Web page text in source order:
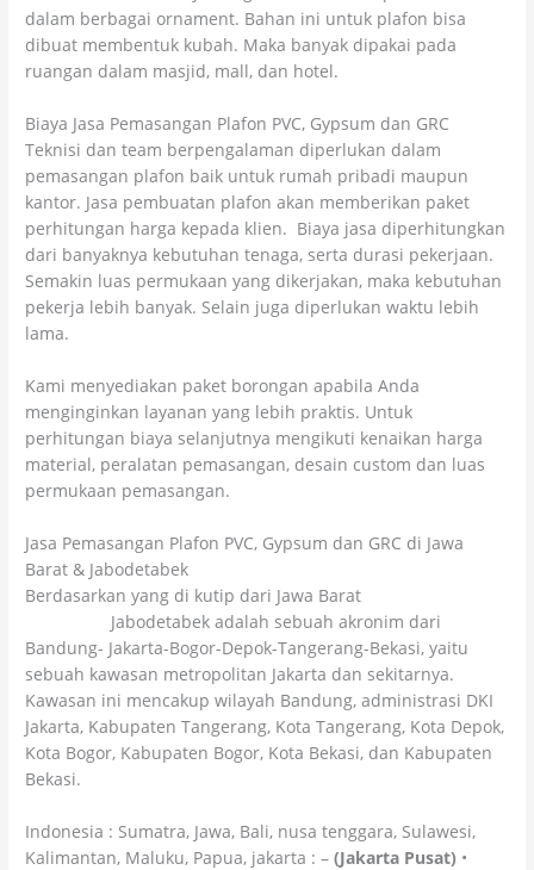
dalam berbagai ornament. Bahan ini untuk plafon bisa
dibuat membentuk kubah. Maka banyak dipakai pada
ruangan dalam masjid, mall, dan hotel.
Biaya Jasa Pemasangan Plafon PVC, Gypsum dan GRC
Teknisi dan team berpengalaman diperlukan dalam
pemasangan plafon baik untuk rumah pribadi maupun
kantor. Jasa pembuatan plafon akan memberikan paket
perhitungan harga kepada klien. Biaya jasa diperhitungkan
dari banyaknya kebutuhan tenaga, serta durasi pekerjaan.
Semakin luas permukaan yang dikerjakan, maka kebutuhan
pekerja lebih banyak. Selain juga diperlukan waktu lebih
lama.
Kami menyediakan paket borongan apabila Anda
menginginkan layanan yang lebih praktis. Untuk
perhitungan biaya selanjutnya mengikuti kenaikan harga
material, peralatan pemasangan, desain custom dan luas
permukaan pemasangan.
Jasa Pemasangan Plafon PVC, Gypsum dan GRC di Jawa
Barat & Jabodetabek
Berdasarkan yang di kutip dari Jawa Barat
Jabodetabek adalah sebuah akronim dari
Bandung- Jakarta-Bogor-Depok-Tangerang-Bekasi, yaitu
sebuah kawasan metropolitan Jakarta dan sekitarnya.
Kawasan ini mencakup wilayah Bandung, administrasi DKI
Jakarta, Kabupaten Tangerang, Kota Tangerang, Kota Depok,
Kota Bogor, Kabupaten Bogor, Kota Bekasi, dan Kabupaten
Bekasi.
Indonesia : Sumatra, Jawa, Bali, nusa tenggara, Sulawesi,
Kalimantan, Maluku, Papua, jakarta : –(Jakarta Pusat) •